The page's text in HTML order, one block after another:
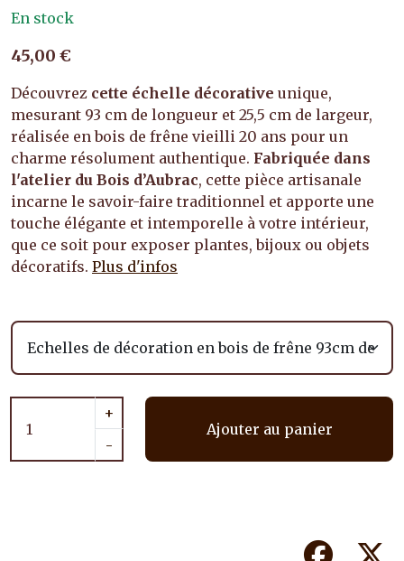
En stock
45,00 €
Découvrez cette échelle décorative unique,
mesurant 93 cm de longueur et 25,5 cm de largeur,
réalisée en bois de frêne vieilli 20 ans pour un
charme résolument authentique. Fabriquée dans
l'atelier du Bois d’Aubrac, cette pièce artisanale
incarne le savoir-faire traditionnel et apporte une
touche élégante et intemporelle à votre intérieur,
que ce soit pour exposer plantes, bijoux ou objets
décoratifs. Plus d'infos
+
-
Ajouter au panier
Facebook